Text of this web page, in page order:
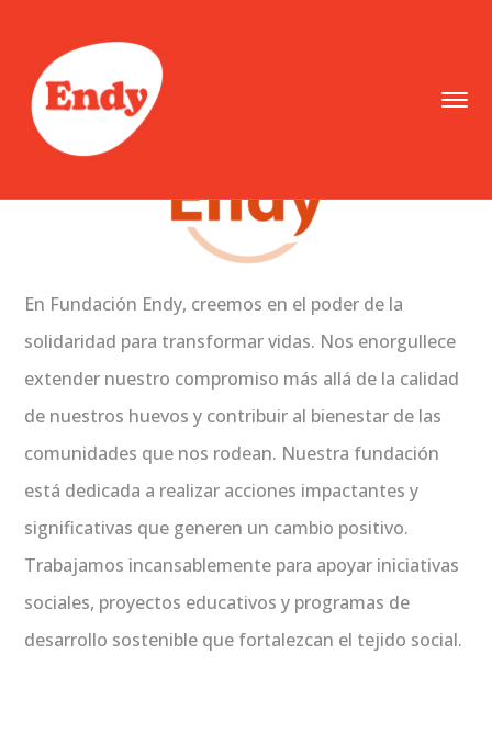
En Fundación Endy, creemos en el poder de la
solidaridad para transformar vidas. Nos enorgullece
extender nuestro compromiso más allá de la calidad
de nuestros huevos y contribuir al bienestar de las
comunidades que nos rodean. Nuestra fundación
está dedicada a realizar acciones impactantes y
significativas que generen un cambio positivo.
Trabajamos incansablemente para apoyar iniciativas
sociales, proyectos educativos y programas de
desarrollo sostenible que fortalezcan el tejido social.